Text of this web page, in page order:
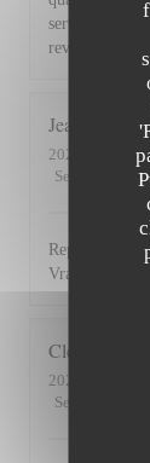
service du vin,
revenir. Bravo
Jean Louis D
2026-07-30
-
Servicio
/5
Repas
Vraiment top.
Clemence
2026-07-29
-
Servicio